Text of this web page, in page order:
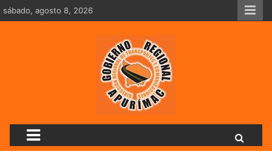
Saltar
al
sábado, agosto 8, 2026
Dirección Regional De